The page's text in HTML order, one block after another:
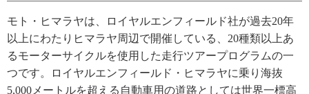
モト・ヒマラヤは、ロイヤルエンフィールド社が過去20年
以上にわたりヒマラヤ周辺で開催している、20種類以上あ
るモーターサイクルを使用した走行ツアープログラムの一
つです。ロイヤルエンフィールド・ヒマラヤに乗り海抜
5,000メートルを超える自動車用の道路としては世界一標高